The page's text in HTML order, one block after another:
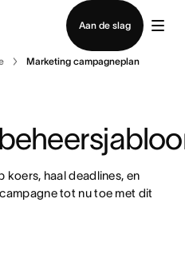
Aan de slag
met verkoop
Marketing campagneplan
koers, haal deadlines, en
tot nu toe met dit